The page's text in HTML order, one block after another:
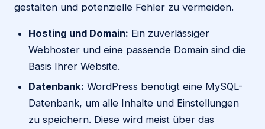
gestalten und potenzielle Fehler zu vermeiden.
Hosting und Domain: Ein zuverlässiger
Webhoster und eine passende Domain sind die
Basis Ihrer Website.
Datenbank: WordPress benötigt eine MySQL-
Datenbank, um alle Inhalte und Einstellungen
zu speichern. Diese wird meist über das